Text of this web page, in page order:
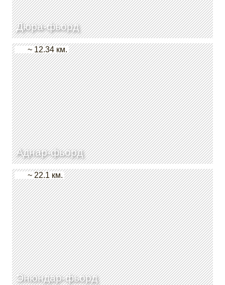
Дюра-фьорд
Аднар-фьорд
~ 12.34 км.
Энюндар-фьорд
~ 22.1 км.